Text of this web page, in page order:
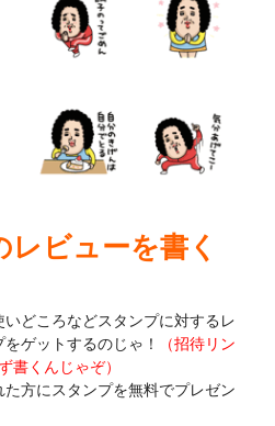
ビューを書く
どころなどスタンプに対するレ
をゲットするのじゃ！
（招待リン
書くんじゃぞ）
方にスタンプを無料でプレゼン